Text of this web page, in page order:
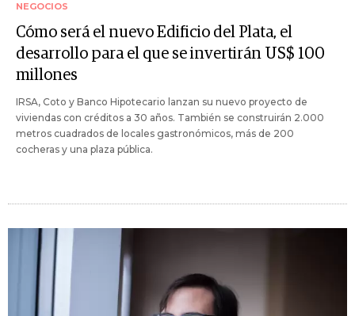
NEGOCIOS
Cómo será el nuevo Edificio del Plata, el
desarrollo para el que se invertirán US$ 100
millones
IRSA, Coto y Banco Hipotecario lanzan su nuevo proyecto de
viviendas con créditos a 30 años. También se construirán 2.000
metros cuadrados de locales gastronómicos, más de 200
cocheras y una plaza pública.